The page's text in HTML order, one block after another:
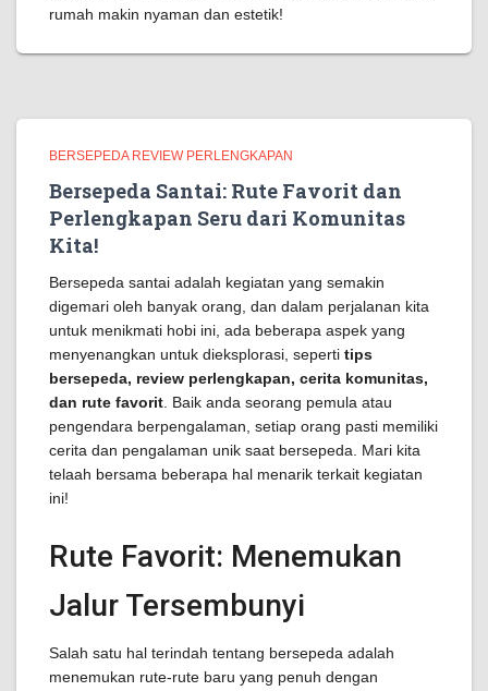
rumah makin nyaman dan estetik!
BERSEPEDA REVIEW PERLENGKAPAN
Bersepeda Santai: Rute Favorit dan
Perlengkapan Seru dari Komunitas
Kita!
Bersepeda santai adalah kegiatan yang semakin
digemari oleh banyak orang, dan dalam perjalanan kita
untuk menikmati hobi ini, ada beberapa aspek yang
menyenangkan untuk dieksplorasi, seperti tips
bersepeda, review perlengkapan, cerita komunitas,
dan rute favorit . Baik anda seorang pemula atau
pengendara berpengalaman, setiap orang pasti memiliki
cerita dan pengalaman unik saat bersepeda. Mari kita
telaah bersama beberapa hal menarik terkait kegiatan
ini!
Rute Favorit: Menemukan
Jalur Tersembunyi
Salah satu hal terindah tentang bersepeda adalah
menemukan rute-rute baru yang penuh dengan